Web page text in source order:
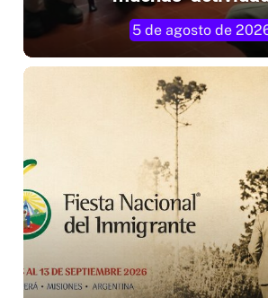
5 de agosto de